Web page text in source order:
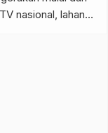
nasional, lahan